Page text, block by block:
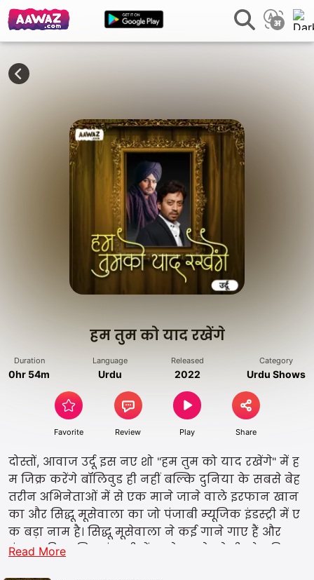
हम तुम को याद रखेंगे
Duration
0hr 54m
Language
Urdu
Released
2022
Category
Urdu Shows
Favorite Review Play Share
दोस्तों, आवाज उर्दू इस नए शो "हम तुम को याद रखेंगे" में ह
म जिक्र करेंगे बॉलिवुड ही नहीं बल्कि दुनिया के सबसे बेह
तरीन अभिनेताओं में से एक माने जाने वाले इरफान खान
का और सिद्धू मूसेवाला का जो पंजाबी म्यूजिक इंडस्ट्री में ए
क बड़ा नाम है। सिद्धू मूसेवाला ने कई गाने गाए हैं और
पंजाब की म्यूजिक इंडस्ट्री में उनके गाने बड़े ही लोकप्रिय
Read More